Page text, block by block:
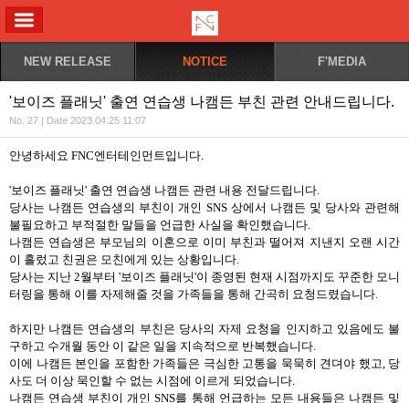
NEW RELEASE NOTICE F'MEDIA
'보이즈 플래닛' 출연 연습생 나캠든 부친 관련 안내드립니다.
No. 27 | Date 2023.04.25 11:07
안녕하세요 FNC엔터테인먼트입니다.
'보이즈 플래닛' 출연 연습생 나캠든 관련 내용 전달드립니다.
당사는 나캠든 연습생의 부친이 개인 SNS 상에서 나캠든 및 당사와 관련해
불필요하고 부적절한 말들을 언급한 사실을 확인했습니다.
나캠든 연습생은 부모님의 이혼으로 이미 부친과 떨어져 지낸지 오랜 시간
이 흘렀고 친권은 모친에게 있는 상황입니다.
당사는 지난 2월부터 '보이즈 플래닛'이 종영된 현재 시점까지도 꾸준한 모니
터링을 통해 이를 자제해줄 것을 가족들을 통해 간곡히 요청드렸습니다.
하지만 나캠든 연습생의 부친은 당사의 자제 요청을 인지하고 있음에도 불
구하고 수개월 동안 이 같은 일을 지속적으로 반복했습니다.
이에 나캠든 본인을 포함한 가족들은 극심한 고통을 묵묵히 견뎌야 했고, 당
사도 더 이상 묵인할 수 없는 시점에 이르게 되었습니다.
나캠든 연습생 부친이 개인 SNS를 통해 언급하는 모든 내용들은 나캠든 및